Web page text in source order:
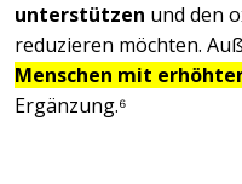
unterstützen und den
reduzieren möchten.
Menschen mit
Ergänzung.⁶